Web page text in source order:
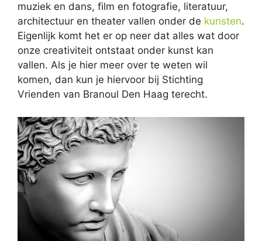
muziek en dans, film en fotografie, literatuur,
architectuur en theater vallen onder de kunsten.
Eigenlijk komt het er op neer dat alles wat door
onze creativiteit ontstaat onder kunst kan
vallen. Als je hier meer over te weten wil
komen, dan kun je hiervoor bij Stichting
Vrienden van Branoul Den Haag terecht.